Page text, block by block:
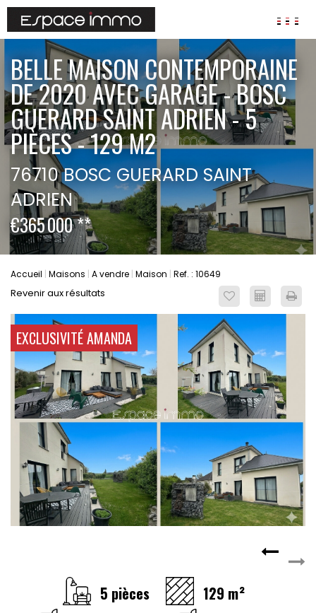
AGENCES
ANNONCES
VIAGER
IMMOBILIER D'ENTREPRISE
Locaux commerciaux
Bureaux
Fonds de commerces
FAIRE GÉRER
Gestion locative
Garantie Loyers impayés
Assurances
CONTACT
RECRUTEMENT
SERVICES
Actualités
Partenaires
Le palmarès de l'entreprise
BELLE MAISON CONTEMPORAINE
DE 2020 AVEC GARAGE - BOSC
GUERARD SAINT ADRIEN - 5
PIÈCES - 129 M2
76710 BOSC GUERARD SAINT
ADRIEN
€365 000**
Accueil Maisons A vendre Maison Ref. : 10649
Revenir aux résultats
EXCLUSIVITÉ AMANDA
5 pièces
129 m²